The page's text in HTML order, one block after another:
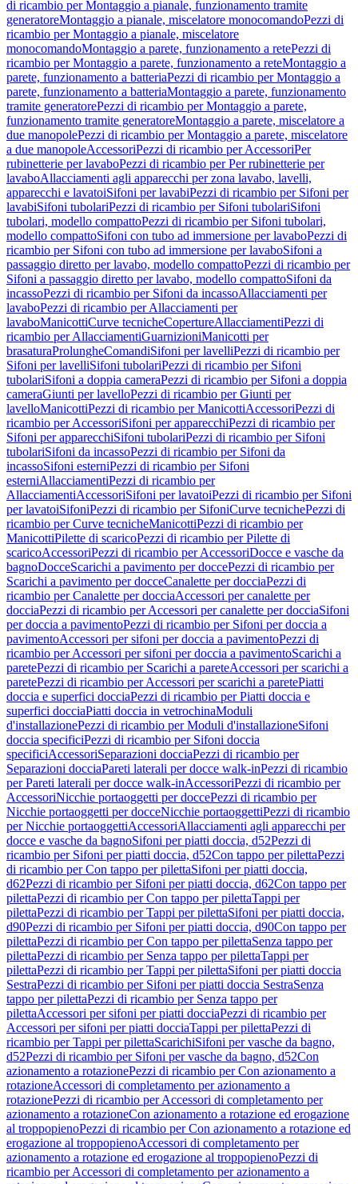
di ricambio per Montaggio a pianale, funzionamento tramite
generatoreMontaggio a pianale, miscelatore monocomandoPezzi di
ricambio per Montaggio a pianale, miscelatore
monocomandoMontaggio a parete, funzionamento a retePezzi di
ricambio per Montaggio a parete, funzionamento a reteMontaggio a
parete, funzionamento a batteriaPezzi di ricambio per Montaggio a
parete, funzionamento a batteriaMontaggio a parete, funzionamento
tramite generatorePezzi di ricambio per Montaggio a parete,
funzionamento tramite generatoreMontaggio a parete, miscelatore a
due manopolePezzi di ricambio per Montaggio a parete, miscelatore
a due manopoleAccessoriPezzi di ricambio per AccessoriPer
rubinetterie per lavaboPezzi di ricambio per Per rubinetterie per
lavaboAllacciamenti agli apparecchi per zona lavabo, lavelli,
apparecchi e lavatoiSifoni per lavabiPezzi di ricambio per Sifoni per
lavabiSifoni tubolariPezzi di ricambio per Sifoni tubolariSifoni
tubolari, modello compattoPezzi di ricambio per Sifoni tubolari,
modello compattoSifoni con tubo ad immersione per lavaboPezzi di
ricambio per Sifoni con tubo ad immersione per lavaboSifoni a
passaggio diretto per lavabo, modello compattoPezzi di ricambio per
Sifoni a passaggio diretto per lavabo, modello compattoSifoni da
incassoPezzi di ricambio per Sifoni da incassoAllacciamenti per
lavaboPezzi di ricambio per Allacciamenti per
lavaboManicottiCurve tecnicheCopertureAllacciamentiPezzi di
ricambio per AllacciamentiGuarnizioniManicotti per
brasaturaProlungheComandiSifoni per lavelliPezzi di ricambio per
Sifoni per lavelliSifoni tubolariPezzi di ricambio per Sifoni
tubolariSifoni a doppia cameraPezzi di ricambio per Sifoni a doppia
cameraGiunti per lavelloPezzi di ricambio per Giunti per
lavelloManicottiPezzi di ricambio per ManicottiAccessoriPezzi di
ricambio per AccessoriSifoni per apparecchiPezzi di ricambio per
Sifoni per apparecchiSifoni tubolariPezzi di ricambio per Sifoni
tubolariSifoni da incassoPezzi di ricambio per Sifoni da
incassoSifoni esterniPezzi di ricambio per Sifoni
esterniAllacciamentiPezzi di ricambio per
AllacciamentiAccessoriSifoni per lavatoiPezzi di ricambio per Sifoni
per lavatoiSifoniPezzi di ricambio per SifoniCurve tecnichePezzi di
ricambio per Curve tecnicheManicottiPezzi di ricambio per
ManicottiPilette di scaricoPezzi di ricambio per Pilette di
scaricoAccessoriPezzi di ricambio per AccessoriDocce e vasche da
bagnoDocceScarichi a pavimento per doccePezzi di ricambio per
Scarichi a pavimento per docceCanalette per docciaPezzi di
ricambio per Canalette per docciaAccessori per canalette per
docciaPezzi di ricambio per Accessori per canalette per docciaSifoni
per doccia a pavimentoPezzi di ricambio per Sifoni per doccia a
pavimentoAccessori per sifoni per doccia a pavimentoPezzi di
ricambio per Accessori per sifoni per doccia a pavimentoScarichi a
paretePezzi di ricambio per Scarichi a pareteAccessori per scarichi a
paretePezzi di ricambio per Accessori per scarichi a paretePiatti
doccia e superfici docciaPezzi di ricambio per Piatti doccia e
superfici docciaPiatti doccia in vetrochinaModuli
d'installazionePezzi di ricambio per Moduli d'installazioneSifoni
doccia specificiPezzi di ricambio per Sifoni doccia
specificiAccessoriSeparazioni docciaPezzi di ricambio per
Separazioni docciaPareti laterali per docce walk-inPezzi di ricambio
per Pareti laterali per docce walk-inAccessoriPezzi di ricambio per
AccessoriNicchie portaoggetti per doccePezzi di ricambio per
Nicchie portaoggetti per docceNicchie portaoggettiPezzi di ricambio
per Nicchie portaoggettiAccessoriAllacciamenti agli apparecchi per
docce e vasche da bagnoSifoni per piatti doccia, d52Pezzi di
ricambio per Sifoni per piatti doccia, d52Con tappo per pilettaPezzi
di ricambio per Con tappo per pilettaSifoni per piatti doccia,
d62Pezzi di ricambio per Sifoni per piatti doccia, d62Con tappo per
pilettaPezzi di ricambio per Con tappo per pilettaTappi per
pilettaPezzi di ricambio per Tappi per pilettaSifoni per piatti doccia,
d90Pezzi di ricambio per Sifoni per piatti doccia, d90Con tappo per
pilettaPezzi di ricambio per Con tappo per pilettaSenza tappo per
pilettaPezzi di ricambio per Senza tappo per pilettaTappi per
pilettaPezzi di ricambio per Tappi per pilettaSifoni per piatti doccia
SestraPezzi di ricambio per Sifoni per piatti doccia SestraSenza
tappo per pilettaPezzi di ricambio per Senza tappo per
pilettaAccessori per sifoni per piatti docciaPezzi di ricambio per
Accessori per sifoni per piatti docciaTappi per pilettaPezzi di
ricambio per Tappi per pilettaScarichiSifoni per vasche da bagno,
d52Pezzi di ricambio per Sifoni per vasche da bagno, d52Con
azionamento a rotazionePezzi di ricambio per Con azionamento a
rotazioneAccessori di completamento per azionamento a
rotazionePezzi di ricambio per Accessori di completamento per
azionamento a rotazioneCon azionamento a rotazione ed erogazione
al troppopienoPezzi di ricambio per Con azionamento a rotazione ed
erogazione al troppopienoAccessori di completamento per
azionamento a rotazione ed erogazione al troppopienoPezzi di
ricambio per Accessori di completamento per azionamento a